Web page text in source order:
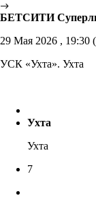
БЕТСИТИ
29 Мая 2026 ,
УСК «Ухта». Ухта
Ухта
Ухта
7